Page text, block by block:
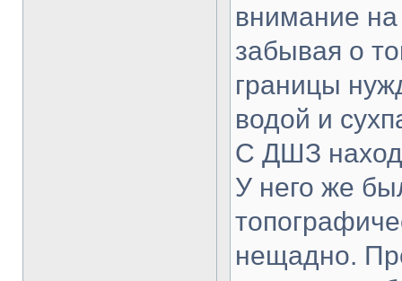
внимание на
забывая о
границы
водой и
С ДШЗ
У него же
нещадно.